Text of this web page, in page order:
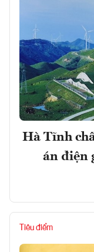
Hà Tĩnh
án điện
Tiêu điểm